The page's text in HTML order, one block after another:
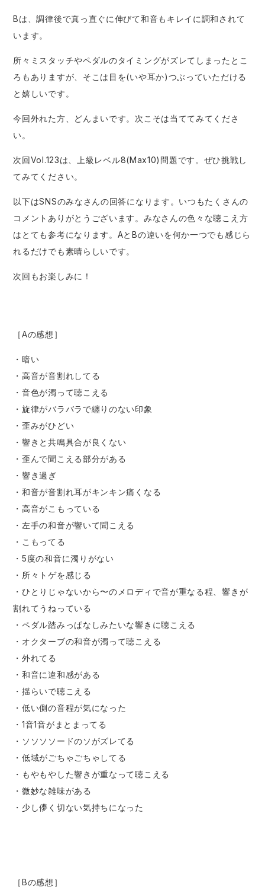
Bは、調律後で真っ直ぐに伸びて和音もキレイに調和されて
います。
所々ミスタッチやペダルのタイミングがズレてしまったとこ
ろもありますが、そこは目を(いや耳か)つぶっていただける
と嬉しいです。
今回外れた方、どんまいです。次こそは当ててみてくださ
い。
次回Vol.123は、上級レベル8(Max10)問題です。ぜひ挑戦し
てみてください。
以下はSNSのみなさんの回答になります。いつもたくさんの
コメントありがとうございます。みなさんの色々な聴こえ方
はとても参考になります。AとBの違いを何か一つでも感じら
れるだけでも素晴らしいです。
次回もお楽しみに！
［Aの感想］
・暗い
・高音が音割れしてる
・音色が濁って聴こえる
・旋律がバラバラで纏りのない印象
・歪みがひどい
・響きと共鳴具合が良くない
・歪んで聞こえる部分がある
・響き過ぎ
・和音が音割れ耳がキンキン痛くなる
・高音がこもっている
・左手の和音が響いて聞こえる
・こもってる
・5度の和音に濁りがない
・所々トゲを感じる
・ひとりじゃないから〜のメロディで音が重なる程、響きが
割れてうねっている
・ペダル踏みっぱなしみたいな響きに聴こえる
・オクターブの和音が濁って聴こえる
・外れてる
・和音に違和感がある
・揺らいで聴こえる
・低い側の音程が気になった
・1音1音がまとまってる
・ソソソソードのソがズレてる
・低域がごちゃごちゃしてる
・もやもやした響きが重なって聴こえる
・微妙な雑味がある
・少し儚く切ない気持ちになった
［Bの感想］